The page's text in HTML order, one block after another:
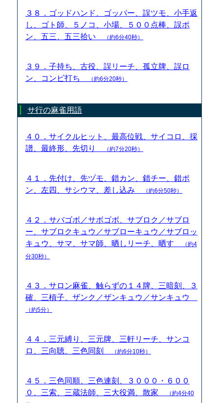
３８．ゴッドハンド、ゴッパー、誤ツモ、小手返
し、ゴト師、５ノコ、小場、５００点棒、誤ポ
ン、五三、五三拾い
（約6分40秒）
３９．子持ち、古役、誤リーチ、孤立牌、誤ロ
ン、コンビ打ち
（約6分20秒）
サ行の麻雀用語
４０．サイクルヒット、最高位戦、サイコロ、採
譜、最終形、先切り
（約7分20秒）
４１．先付け、先ヅモ、錯カン、錯チー、錯ポ
ン、左四、サシウマ、差し込み
（約6分50秒）
４２．サバゴボ／サボゴボ、サブロク／サブロ
ー、サブロクキュウ／サブローキュウ／サブロッ
キュウ、サマ、サマ師、晒しリーチ、晒す
（約4
分30秒）
４３．サロン麻雀、触らずの１４牌、三暗刻、３
確、三槓子、ザンク／ザンキュウ／サンキュウ
（約5分）
４４．三元縛り、三元牌、三軒リーチ、サンコ
ロ、三向聴、三色同刻
（約6分10秒）
４５．三色同順、三色連刻、３０００・６００
０、三索、三蔵法師、三大役満、散家
（約4分40